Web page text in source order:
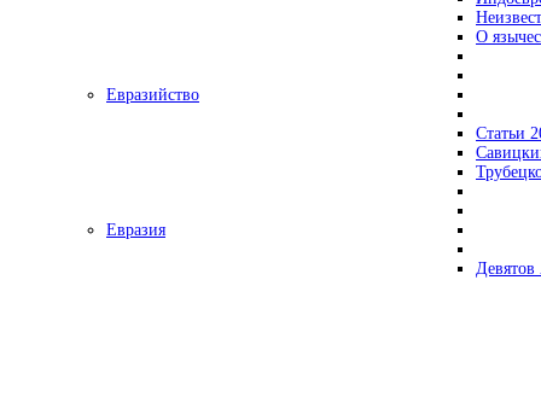
О
Евразийство
Статьи
Евразия